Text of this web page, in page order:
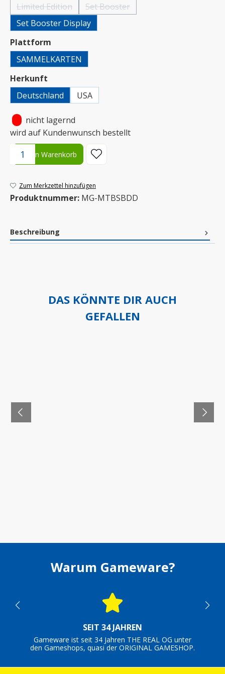
Limited Edition(Diese Option ist zurzeit nicht verfügbar.)
Set Booster(Diese Option ist zurzeit nicht verfügbar.)
Set Booster Display
Plattform
SAMMELKARTEN
Herkunft
Deutschland
USA
nicht lagernd
wird auf Kundenwunsch bestellt
Produkt Anzahl: Gib den gewünschten Wert ein oder benutze
In den Warenkorb
Zum Merkzettel hinzufügen
Produktnummer: MG-MTBSBDD
Beschreibung
DAS KÖNNTE DIR AUCH
GEFALLEN
Warum Gameware?
SEIT 34 JAHREN
Gameware ist seit 34 Jahren THE REAL OG unter
den Gameshops, quasi der ORIGINAL GAMESHOP.